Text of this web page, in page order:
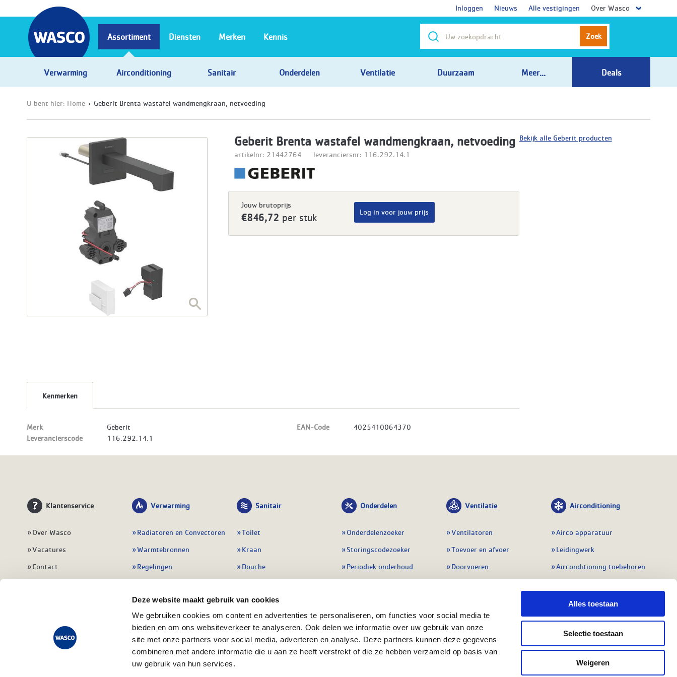
Deze website maakt gebruik van cookies
We gebruiken cookies om content en advertenties te personaliseren, om functies voor social media te
bieden en om ons websiteverkeer te analyseren. Ook delen we informatie over uw gebruik van onze
site met onze partners voor social media, adverteren en analyse. Deze partners kunnen deze gegevens
combineren met andere informatie die u aan ze heeft verstrekt of die ze hebben verzameld op basis van
uw gebruik van hun services.
Alles toestaan
Selectie toestaan
Weigeren
Inloggen Nieuws Alle vestigingen Over Wasco
Zoek
Assortiment
Verwarming Airconditioning Sanitair Onderdelen Ventilatie Duurzaam Meer... Deals
Diensten Merken Kennis
U bent hier: Home Geberit Brenta wastafel wandmengkraan, netvoeding
Geberit Brenta wastafel wandmengkraan, netvoeding
artikelnr: 21442764 leveranciersnr: 116.292.14.1
Jouw brutoprijs
€846,72 per stuk
Log in voor jouw prijs
Kenmerken
Merk
Geberit
Leverancierscode
116.292.14.1
EAN-Code 4025410064370
Bekijk alle Geberit producten
Klantenservice
Over Wasco
Vacatures
Contact
Veelgestelde vragen
Verwarming
Radiatoren en Convectoren
Warmtebronnen
Regelingen
Leidingwerk
Warmwatertoestellen
Alle verwarming
Sanitair
Toilet
Kraan
Douche
Badmeubel
Afvoeren
Alle sanitair
Onderdelen
Onderdelenzoeker
Storingscodezoeker
Periodiek onderhoud
Preventie & detectie
Alle onderdelen
Ventilatie
Ventilatoren
Toevoer en afvoer
Doorvoeren
Regelingen
Airconditioning
Airco apparatuur
Leidingwerk
Airconditioning toebehoren
Regelapparatuur
Alle koeling